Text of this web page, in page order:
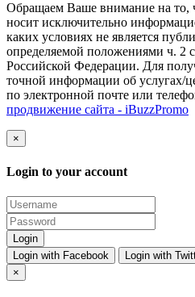
Обращаем Ваше внимание на то,
носит исключительно
каких условиях не является
определяемой положениями ч. 2
Российской Федерации. Для
точной информации об услугах/
по электронной почте или
продвижение сайта - iBuzzPromo
×
Login to your account
Login with Facebook
Login with
×